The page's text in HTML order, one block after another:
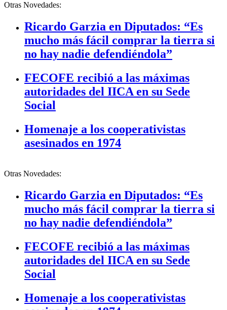
Otras Novedades:
Ricardo Garzia en Diputados: “Es
mucho más fácil comprar la tierra si
no hay nadie defendiéndola”
FECOFE recibió a las máximas
autoridades del IICA en su Sede
Social
Homenaje a los cooperativistas
asesinados en 1974
Otras Novedades:
Ricardo Garzia en Diputados: “Es
mucho más fácil comprar la tierra si
no hay nadie defendiéndola”
FECOFE recibió a las máximas
autoridades del IICA en su Sede
Social
Homenaje a los cooperativistas